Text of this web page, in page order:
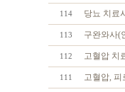
114 당뇨 치료
113 구완와사(
112 고혈압 치
111 고혈압, 피